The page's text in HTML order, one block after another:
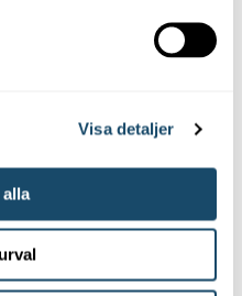
Visa detaljer
är kopplade till
vara av intresse.